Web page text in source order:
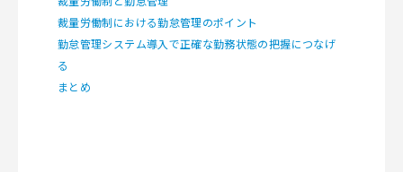
裁量労働制における勤怠管理のポイント
勤怠管理システム導入で正確な勤務状態の把握につなげ
る
まとめ